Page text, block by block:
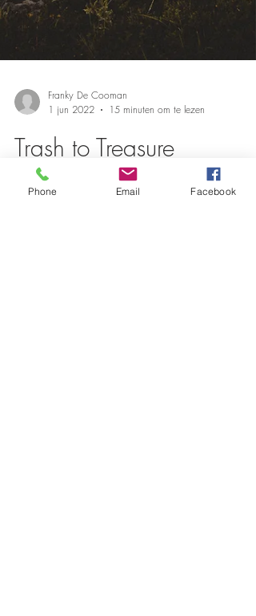
Franky De Cooman
1 jun 2022
15 minuten om te lezen
Phone Email Facebook